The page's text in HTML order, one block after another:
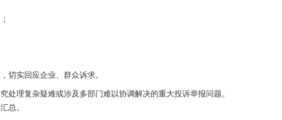
切实回应企业、群众诉求。
理复杂疑难或涉及多部门难以协调解决的重大投诉举报问题。
总。